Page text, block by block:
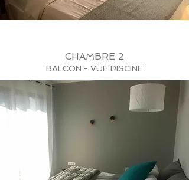
CHAMBRE 2
BALCON - VUE PISCINE